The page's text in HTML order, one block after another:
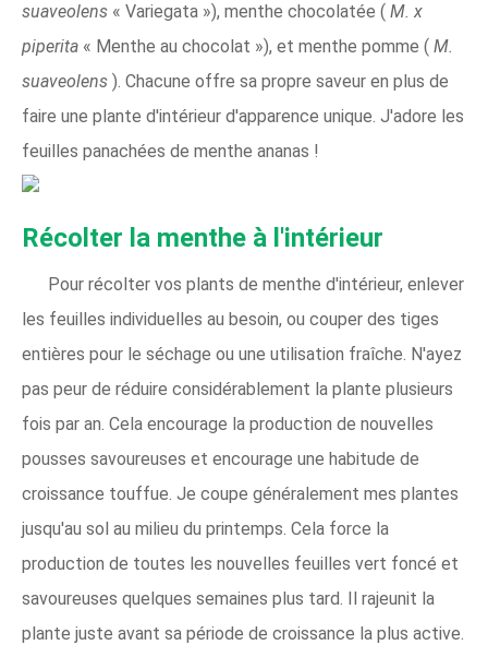
suaveolens « Variegata »), menthe chocolatée ( M. x
piperita « Menthe au chocolat »), et menthe pomme ( M.
suaveolens ). Chacune offre sa propre saveur en plus de
faire une plante d'intérieur d'apparence unique. J'adore les
feuilles panachées de menthe ananas !
Récolter la menthe à l'intérieur
Pour récolter vos plants de menthe d'intérieur, enlever
les feuilles individuelles au besoin, ou couper des tiges
entières pour le séchage ou une utilisation fraîche. N'ayez
pas peur de réduire considérablement la plante plusieurs
fois par an. Cela encourage la production de nouvelles
pousses savoureuses et encourage une habitude de
croissance touffue. Je coupe généralement mes plantes
jusqu'au sol au milieu du printemps. Cela force la
production de toutes les nouvelles feuilles vert foncé et
savoureuses quelques semaines plus tard. Il rajeunit la
plante juste avant sa période de croissance la plus active.